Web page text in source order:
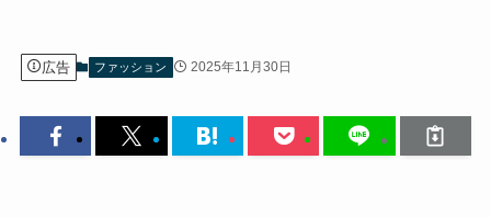
広告 ファッション 2025年11月30日